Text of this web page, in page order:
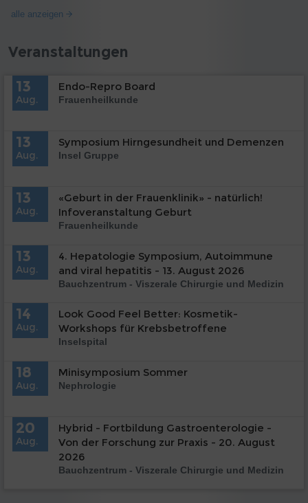
alle anzeigen
Veranstaltungen
13
Aug.
Endo-Repro Board
Frauenheilkunde
13
Aug.
Symposium Hirngesundheit und Demenzen
Insel Gruppe
13
Aug.
«Geburt in der Frauenklinik» - natürlich!
Infoveranstaltung Geburt
Frauenheilkunde
13
Aug.
4. Hepatologie Symposium, Autoimmune
and viral hepatitis - 13. August 2026
Bauchzentrum - Viszerale Chirurgie und Medizin
14
Aug.
Look Good Feel Better: Kosmetik-
Workshops für Krebsbetroffene
Inselspital
18
Aug.
Minisymposium Sommer
Nephrologie
20
Aug.
Hybrid - Fortbildung Gastroenterologie -
Von der Forschung zur Praxis - 20. August
2026
Bauchzentrum - Viszerale Chirurgie und Medizin